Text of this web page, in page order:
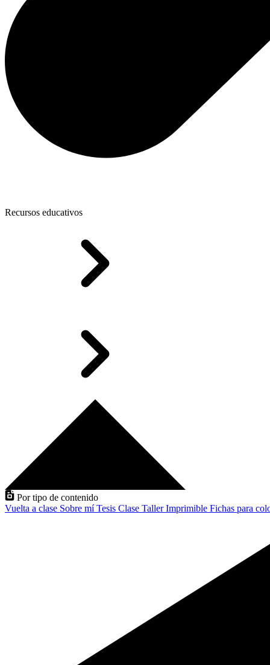
Recursos educativos
Por tipo de contenido
Vuelta a clase Sobre míTesis Clase TallerImprimible Fichas para